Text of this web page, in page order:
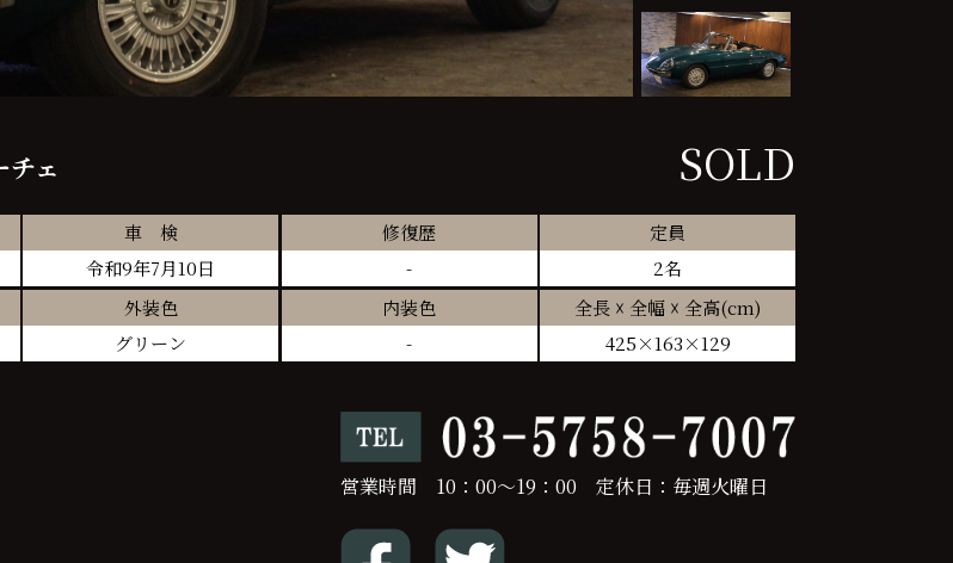
ェ SOLD
車 検
令和9年7月10日
修復歴
-
定員
2名
外装色
グリーン
内装色
-
全長 ☓ 全幅 ☓ 全高(cm)
425×163×129
営業時間 10：00～19：00 定休日：毎週火曜日